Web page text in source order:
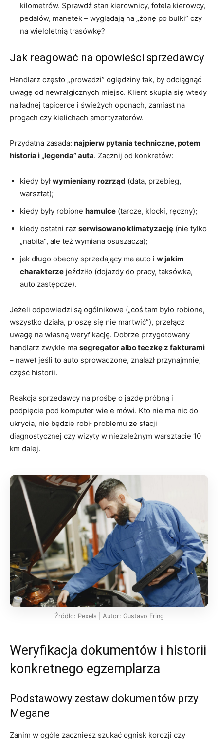
kilometrów. Sprawdź stan kierownicy, fotela kierowcy,
pedałów, manetek – wyglądają na „żonę po bułki” czy
na wieloletnią trasówkę?
Jak reagować na opowieści sprzedawcy
Handlarz często „prowadzi” oględziny tak, by odciągnąć
uwagę od newralgicznych miejsc. Klient skupia się wtedy
na ładnej tapicerce i świeżych oponach, zamiast na
progach czy kielichach amortyzatorów.
Przydatna zasada: najpierw pytania techniczne, potem
historia i „legenda” auta. Zacznij od konkretów:
kiedy był wymieniany rozrząd (data, przebieg,
warsztat);
kiedy były robione hamulce (tarcze, klocki, ręczny);
kiedy ostatni raz serwisowano klimatyzację (nie tylko
„nabita”, ale też wymiana osuszacza);
jak długo obecny sprzedający ma auto i w jakim
charakterze jeździło (dojazdy do pracy, taksówka,
auto zastępcze).
Jeżeli odpowiedzi są ogólnikowe („coś tam było robione,
wszystko działa, proszę się nie martwić”), przełącz
uwagę na własną weryfikację. Dobrze przygotowany
handlarz zwykle ma segregator albo teczkę z fakturami
– nawet jeśli to auto sprowadzone, znalazł przynajmniej
część historii.
Reakcja sprzedawcy na prośbę o jazdę próbną i
podpięcie pod komputer wiele mówi. Kto nie ma nic do
ukrycia, nie będzie robił problemu ze stacji
diagnostycznej czy wizyty w niezależnym warsztacie 10
km dalej.
Źródło: Pexels | Autor: Gustavo Fring
Weryfikacja dokumentów i historii
konkretnego egzemplarza
Podstawowy zestaw dokumentów przy
Megane
Zanim w ogóle zaczniesz szukać ognisk korozji czy